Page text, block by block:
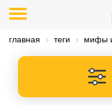
главная теги мифы